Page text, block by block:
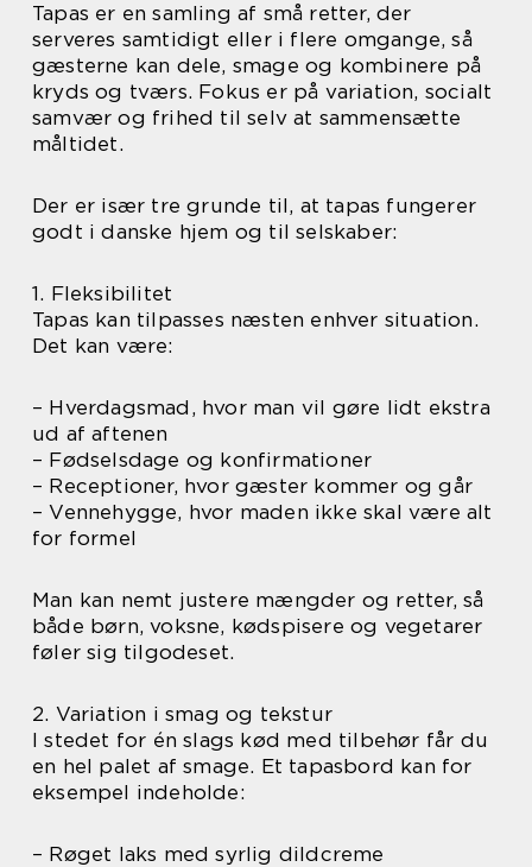
Tapas er en samling af små retter, der
serveres samtidigt eller i flere omgange, så
gæsterne kan dele, smage og kombinere på
kryds og tværs. Fokus er på variation, socialt
samvær og frihed til selv at sammensætte
måltidet.
Der er især tre grunde til, at tapas fungerer
godt i danske hjem og til selskaber:
1. Fleksibilitet
Tapas kan tilpasses næsten enhver situation.
Det kan være:
– Hverdagsmad, hvor man vil gøre lidt ekstra
ud af aftenen
– Fødselsdage og konfirmationer
– Receptioner, hvor gæster kommer og går
– Vennehygge, hvor maden ikke skal være alt
for formel
Man kan nemt justere mængder og retter, så
både børn, voksne, kødspisere og vegetarer
føler sig tilgodeset.
2. Variation i smag og tekstur
I stedet for én slags kød med tilbehør får du
en hel palet af smage. Et tapasbord kan for
eksempel indeholde:
– Røget laks med syrlig dildcreme